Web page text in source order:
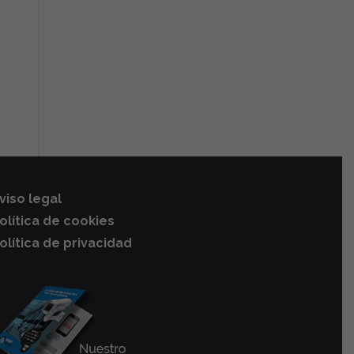
legal
de cookies
de privacidad